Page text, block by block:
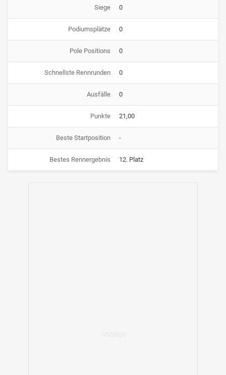
Siege 0
Podiumsplätze 0
Pole Positions 0
Schnellste Rennrunden 0
Ausfälle 0
Punkte 21,00
Beste Startposition -
Bestes Rennergebnis 12. Platz